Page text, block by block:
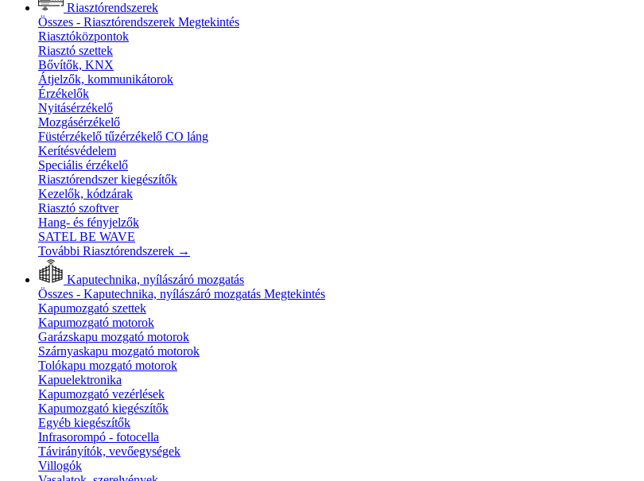
Riasztórendszerek
Összes - Riasztórendszerek Megtekintés
Riasztóközpontok
Riasztó szettek
Bővítők, KNX
Átjelzők, kommunikátorok
Érzékelők
Nyitásérzékelő
Mozgásérzékelő
Füstérzékelő tűzérzékelő CO láng
Kerítésvédelem
Speciális érzékelő
Riasztórendszer kiegészítők
Kezelők, kódzárak
Riasztó szoftver
Hang- és fényjelzők
SATEL BE WAVE
További Riasztórendszerek →
Kaputechnika, nyílászáró mozgatás
Összes - Kaputechnika, nyílászáró mozgatás Megtekintés
Kapumozgató szettek
Kapumozgató motorok
Garázskapu mozgató motorok
Szárnyaskapu mozgató motorok
Tolókapu mozgató motorok
Kapuelektronika
Kapumozgató vezérlések
Kapumozgató kiegészítők
Egyéb kiegészítők
Infrasorompó - fotocella
Távirányítók, vevőegységek
Villogók